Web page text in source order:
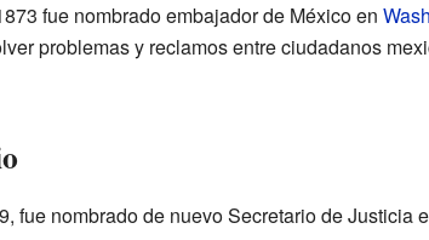
fue nombrado embajador de México en
problemas y reclamos entre ciudadanos
fue nombrado de nuevo Secretario de Justicia